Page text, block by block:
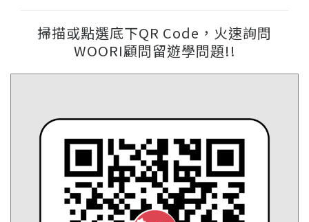
掃描或點選底下QR Code，火速詢問
WOORI顧問留遊學問題!!